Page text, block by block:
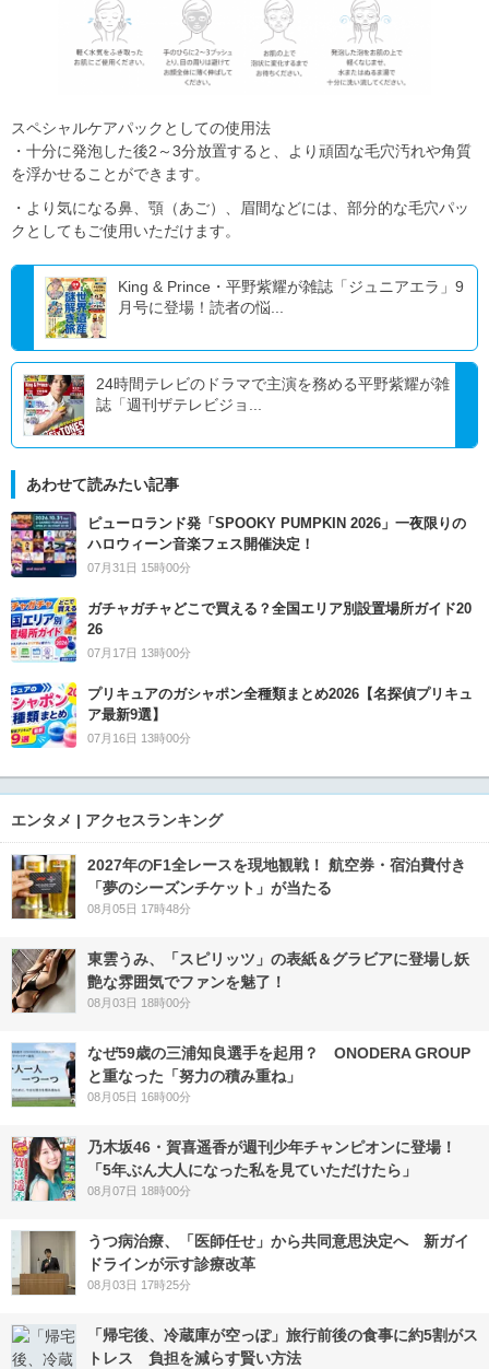
スペシャルケアパックとしての使用法
・十分に発泡した後2～3分放置すると、より頑固な毛穴汚れや角質
を浮かせることができます。
・より気になる鼻、顎（あご）、眉間などには、部分的な毛穴パッ
クとしてもご使用いただけます。
King & Prince・平野紫耀が雑誌「ジュニアエラ」9
月号に登場！読者の悩...
24時間テレビのドラマで主演を務める平野紫耀が雑
誌「週刊ザテレビジョ...
あわせて読みたい記事
ピューロランド発「SPOOKY PUMPKIN 2026」一夜限りの
ハロウィーン音楽フェス開催決定！
07月31日 15時00分
ガチャガチャどこで買える？全国エリア別設置場所ガイド20
26
07月17日 13時00分
プリキュアのガシャポン全種類まとめ2026【名探偵プリキュ
ア最新9選】
07月16日 13時00分
エンタメ | アクセスランキング
2027年のF1全レースを現地観戦！ 航空券・宿泊費付き
「夢のシーズンチケット」が当たる
08月05日 17時48分
東雲うみ、「スピリッツ」の表紙＆グラビアに登場し妖
艶な雰囲気でファンを魅了！
08月03日 18時00分
なぜ59歳の三浦知良選手を起用？ ONODERA GROUP
と重なった「努力の積み重ね」
08月05日 16時00分
乃木坂46・賀喜遥香が週刊少年チャンピオンに登場！
「5年ぶん大人になった私を見ていただけたら」
08月07日 18時00分
うつ病治療、「医師任せ」から共同意思決定へ 新ガイ
ドラインが示す診療改革
08月03日 17時25分
「帰宅後、冷蔵庫が空っぽ」旅行前後の食事に約5割がス
トレス 負担を減らす賢い方法